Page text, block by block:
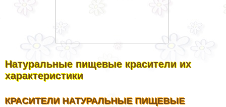
Натуральные пищевые красители их
хаpaктеристики
КРАСИТЕЛИ НАТУРАЛЬНЫЕ ПИЩЕВЫЕ